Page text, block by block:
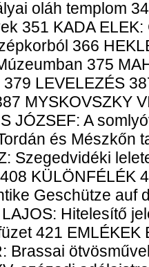
oláh templom
351 KADA
366
375
LEVELEZÉS
MYSKOVSZKY
JÓZSEF: A
és Mészkőn
Szegedvidéki
KÜLÖNFÉLÉK
Geschütze auf
Hitelesítő
421 EMLÉKEK
Brassai